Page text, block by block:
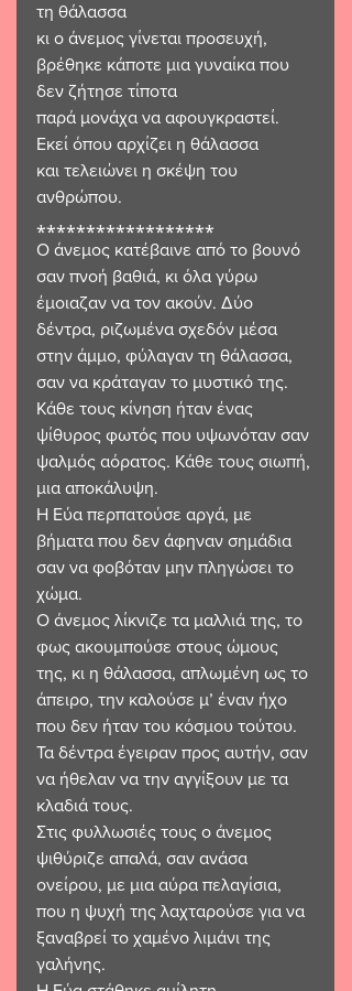
τη θάλασσα
κι ο άνεμος γίνεται προσευχή,
βρέθηκε κάποτε μια γυναίκα που
δεν ζήτησε τίποτα
παρά μονάχα να αφουγκραστεί.
Εκεί όπου αρχίζει η θάλασσα
και τελειώνει η σκέψη του
ανθρώπου.
⁎⁎⁎⁎⁎⁎⁎⁎⁎⁎⁎⁎⁎⁎⁎⁎⁎⁎
Ο άνεμος κατέβαινε από το βουνό
σαν πνοή βαθιά, κι όλα γύρω
έμοιαζαν να τον ακούν. Δύο
δέντρα, ριζωμένα σχεδόν μέσα
στην άμμο, φύλαγαν τη θάλασσα,
σαν να κράταγαν το μυστικό της.
Κάθε τους κίνηση ήταν ένας
ψίθυρος φωτός που υψωνόταν σαν
ψαλμός αόρατος. Κάθε τους σιωπή,
μια αποκάλυψη.
Η Εύα περπατούσε αργά, με
βήματα που δεν άφηναν σημάδια
σαν να φοβόταν μην πληγώσει το
χώμα.
Ο άνεμος λίκνιζε τα μαλλιά της, το
φως ακουμπούσε στους ώμους
της, κι η θάλασσα, απλωμένη ως το
άπειρο, την καλούσε μ’ έναν ήχο
που δεν ήταν του κόσμου τούτου.
Τα δέντρα έγειραν προς αυτήν, σαν
να ήθελαν να την αγγίξουν με τα
κλαδιά τους.
Στις φυλλωσιές τους ο άνεμος
ψιθύριζε απαλά, σαν ανάσα
ονείρου, με μια αύρα πελαγίσια,
που η ψυχή της λαχταρούσε για να
ξαναβρεί το χαμένο λιμάνι της
γαλήνης.